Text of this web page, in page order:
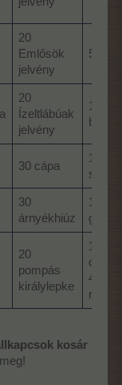
20
Emlősök
jelvény
50
20
Ízeltlábúak
jelvény
100
bájital
30 cápa
100
30
árnyékhiúz
1
gyár
20
pompás
királylepke
1
4.
kosár